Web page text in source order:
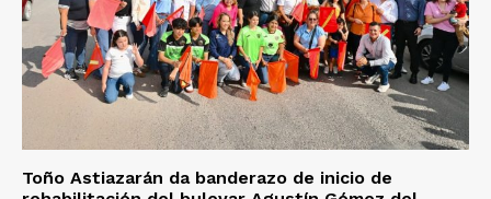
Toño Astiazarán da banderazo de inicio de